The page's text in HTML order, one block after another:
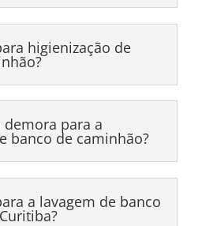
higienização de
para a
banco de caminhão?
a lavagem de banco